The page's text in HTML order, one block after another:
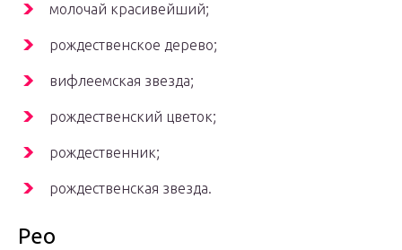
молочай красивейший;
рождественское дерево;
вифлеемская звезда;
рождественский цветок;
рождественник;
рождественская звезда.
Рео